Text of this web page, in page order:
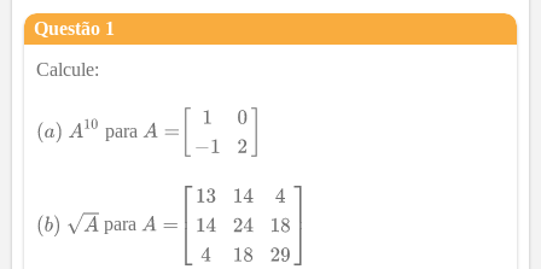
Questão 1
Calcule:
para
para